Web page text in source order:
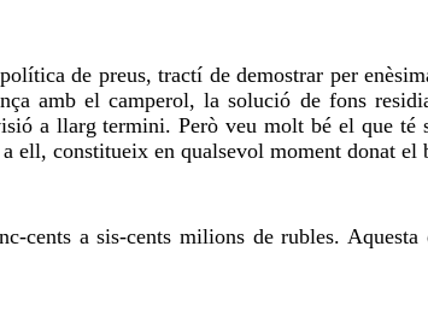
de preus, tractí de demostrar per
amb el camperol, la solució de fons
a llarg termini. Però veu molt bé el que té
ell, constitueix en qualsevol moment donat el
cents a sis-cents milions de rubles.